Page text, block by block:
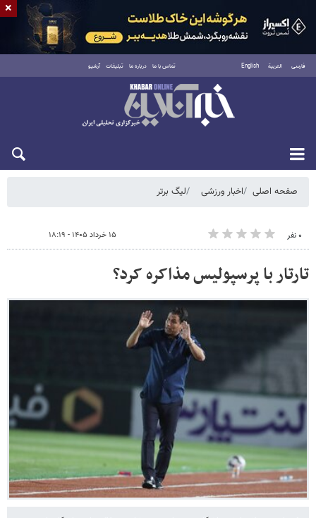
فارسی العربية English تماس با ما درباره ما تبلیغات آرشیو
شنبه ۱۷ مرداد ۱۴۰۵
صفحه اصلی اخبار ورزشی لیگ برتر
۰ نفر ۱۵ خرداد ۱۴۰۵ - ۱۸:۱۹
تارتار با پرسپولیس مذاکره کرد؟
×